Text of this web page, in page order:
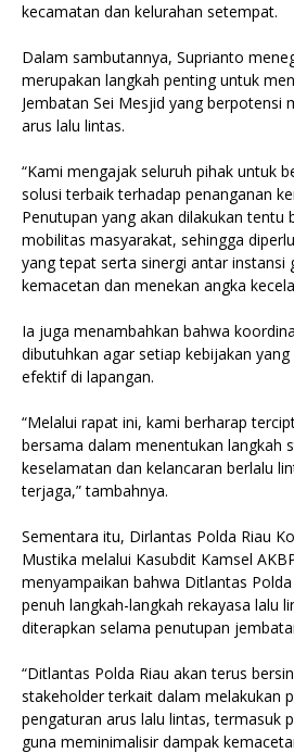
kecamatan dan kelurahan setempat.
Dalam sambutannya, Suprianto
merupakan langkah penting untuk
Jembatan Sei Mesjid yang berpotensi
arus lalu lintas.
“Kami mengajak seluruh pihak untuk
solusi terbaik terhadap penanganan
Penutupan yang akan dilakukan tentu
mobilitas masyarakat, sehingga
yang tepat serta sinergi antar instansi
kemacetan dan menekan angka
Ia juga menambahkan bahwa
dibutuhkan agar setiap kebijakan
efektif di lapangan.
“Melalui rapat ini, kami berharap
bersama dalam menentukan langkah
keselamatan dan kelancaran berlalu
terjaga,” tambahnya.
Sementara itu, Dirlantas Polda Riau
Mustika melalui Kasubdit Kamsel
menyampaikan bahwa Ditlantas
penuh langkah-langkah rekayasa lalu
diterapkan selama penutupan
“Ditlantas Polda Riau akan terus
stakeholder terkait dalam melakukan
pengaturan arus lalu lintas, termasuk
guna meminimalisir dampak